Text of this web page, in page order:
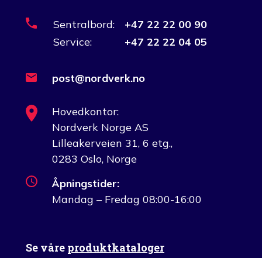
Sentralbord:
+47 22 22 00 90
Service:
+47 22 22 04 05
Hovedkontor:
Nordverk Norge AS
Lilleakerveien 31, 6 etg.,
0283 Oslo, Norge
Se våre produktkataloger
post@nordverk.no
Åpningstider:
Mandag – Fredag 08:00-16:00